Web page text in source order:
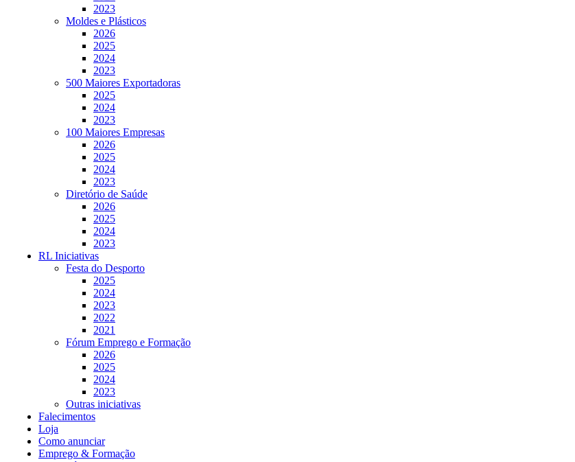
2023
Moldes e Plásticos
2026
2025
2024
2023
500 Maiores Exportadoras
2025
2024
2023
100 Maiores Empresas
2026
2025
2024
2023
Diretório de Saúde
2026
2025
2024
2023
RL Iniciativas
Festa do Desporto
2025
2024
2023
2022
2021
Fórum Emprego e Formação
2026
2025
2024
2023
Outras iniciativas
Falecimentos
Loja
Como anunciar
Emprego & Formação